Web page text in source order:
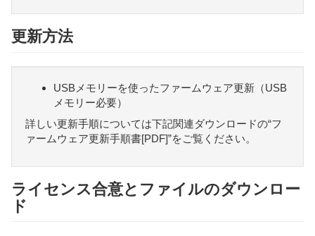
更新方法
USBメモリーを使ったファームウェア更新（USB
メモリー必要）
詳しい更新手順については下記関連ダウンロードの“フ
ァームウェア更新手順書[PDF]”をご覧ください。
ライセンス合意とファイルのダウンロー
ド